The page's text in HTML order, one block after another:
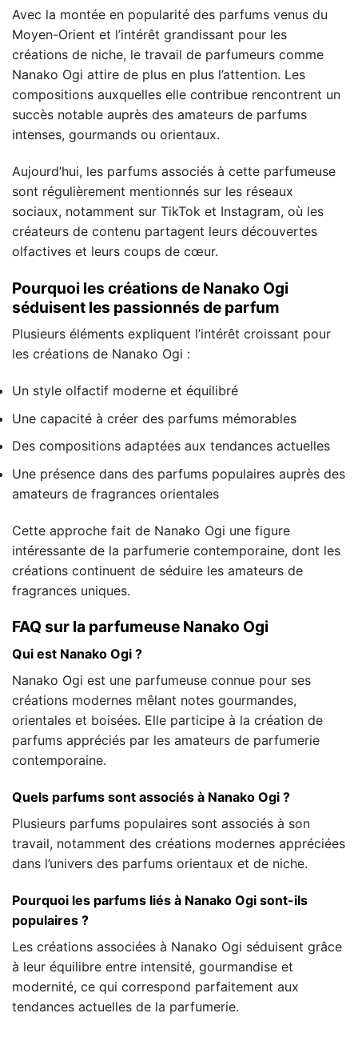
Avec la montée en popularité des parfums venus du
Moyen-Orient et l’intérêt grandissant pour les
créations de niche, le travail de parfumeurs comme
Nanako Ogi attire de plus en plus l’attention. Les
compositions auxquelles elle contribue rencontrent un
succès notable auprès des amateurs de parfums
intenses, gourmands ou orientaux.
Aujourd’hui, les parfums associés à cette parfumeuse
sont régulièrement mentionnés sur les réseaux
sociaux, notamment sur TikTok et Instagram, où les
créateurs de contenu partagent leurs découvertes
olfactives et leurs coups de cœur.
Pourquoi les créations de Nanako Ogi
séduisent les passionnés de parfum
Plusieurs éléments expliquent l’intérêt croissant pour
les créations de Nanako Ogi :
Un style olfactif moderne et équilibré
Une capacité à créer des parfums mémorables
Des compositions adaptées aux tendances actuelles
Une présence dans des parfums populaires auprès des
amateurs de fragrances orientales
Cette approche fait de Nanako Ogi une figure
intéressante de la parfumerie contemporaine, dont les
créations continuent de séduire les amateurs de
fragrances uniques.
FAQ sur la parfumeuse Nanako Ogi
Qui est Nanako Ogi ?
Nanako Ogi est une parfumeuse connue pour ses
créations modernes mêlant notes gourmandes,
orientales et boisées. Elle participe à la création de
parfums appréciés par les amateurs de parfumerie
contemporaine.
Quels parfums sont associés à Nanako Ogi ?
Plusieurs parfums populaires sont associés à son
travail, notamment des créations modernes appréciées
dans l’univers des parfums orientaux et de niche.
Pourquoi les parfums liés à Nanako Ogi sont-ils
populaires ?
Les créations associées à Nanako Ogi séduisent grâce
à leur équilibre entre intensité, gourmandise et
modernité, ce qui correspond parfaitement aux
tendances actuelles de la parfumerie.